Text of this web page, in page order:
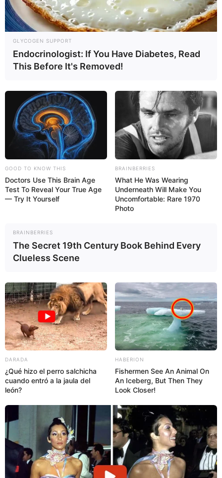
GLYCOGEN SUPPORT
Endocrinologist: If You Have Diabetes, Read
This Before It's Removed!
GOOD TO KNOW THIS
Doctors Use This Brain Age
Test To Reveal Your True Age
— Try It Yourself
BRAINBERRIES
What He Was Wearing
Underneath Will Make You
Uncomfortable: Rare 1970
Photo
BRAINBERRIES
The Secret 19th Century Book Behind Every
Clueless Scene
DARADA
¿Qué hizo el perro salchicha
cuando entró a la jaula del
león?
HABERION
Fishermen See An Animal On
An Iceberg, But Then They
Look Closer!